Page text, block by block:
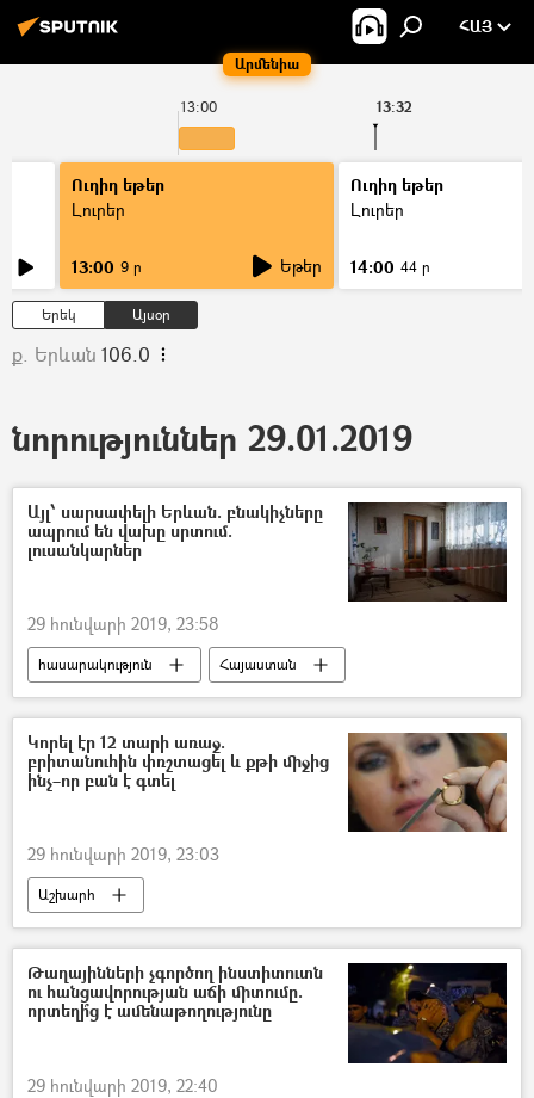
Արմենիա
ՀԱՅ
13:00 13:32
Ուղիղ եթեր
Լուրեր
13:00 9 ր Եթեր
Ուղիղ եթեր
Լուրեր
14:00 44 ր
Երեկ Այսօր
ք. Երևան 106.0
նորություններ 29.01.2019
Այլ՝ սարսափելի Երևան. բնակիչները
ապրում են վախը սրտում.
լուսանկարներ
29 հունվարի 2019, 23:58
հասարակություն
Հայաստան
Հայկ Մարության
Կորել էր 12 տարի առաջ.
բրիտանուհին փռշտացել և քթի միջից
ինչ–որ բան է գտել
29 հունվարի 2019, 23:03
Աշխարհ
Թաղայինների չգործող ինստիտուտն
ու հանցավորության աճի միտումը.
որտեղի՞ց է ամենաթողությունը
29 հունվարի 2019, 22:40